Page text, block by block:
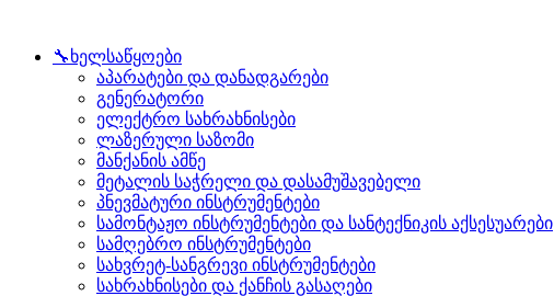
🔧ხელსაწყოები
აპარატები და დანადგარები
გენერატორი
ელექტრო სახრახნისები
ლაზერული საზომი
მანქანის ამწე
მეტალის საჭრელი და დასამუშავებელი
პნევმატური ინსტრუმენტები
სამონტაჟო ინსტრუმენტები და სანტექნიკის აქსესუარები
სამღებრო ინსტრუმენტები
სახვრეტ-სანგრევი ინსტრუმენტები
სახრახნისები და ქანჩის გასაღები